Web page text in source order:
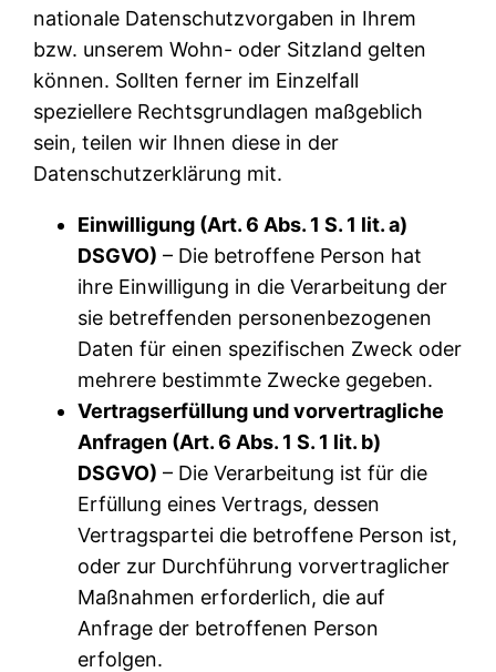
nationale Datenschutzvorgaben in Ihrem
bzw. unserem Wohn- oder Sitzland gelten
können. Sollten ferner im Einzelfall
speziellere Rechtsgrundlagen maßgeblich
sein, teilen wir Ihnen diese in der
Datenschutzerklärung mit.
Einwilligung (Art. 6 Abs. 1 S. 1 lit. a)
DSGVO) – Die betroffene Person hat
ihre Einwilligung in die Verarbeitung der
sie betreffenden personenbezogenen
Daten für einen spezifischen Zweck oder
mehrere bestimmte Zwecke gegeben.
Vertragserfüllung und vorvertragliche
Anfragen (Art. 6 Abs. 1 S. 1 lit. b)
DSGVO) – Die Verarbeitung ist für die
Erfüllung eines Vertrags, dessen
Vertragspartei die betroffene Person ist,
oder zur Durchführung vorvertraglicher
Maßnahmen erforderlich, die auf
Anfrage der betroffenen Person
erfolgen.